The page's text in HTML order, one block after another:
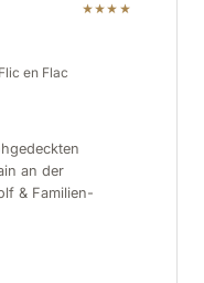
★★★★
en Flac
an der
& Familien-